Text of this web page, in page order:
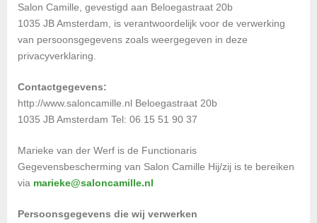
Salon Camille, gevestigd aan Beloegastraat 20b
1035 JB Amsterdam, is verantwoordelijk voor de verwerking
van persoonsgegevens zoals weergegeven in deze
privacyverklaring.
Contactgegevens:
http://www.saloncamille.nl Beloegastraat 20b
1035 JB Amsterdam Tel: 06 15 51 90 37
Marieke van der Werf is de Functionaris
Gegevensbescherming van Salon Camille Hij/zij is te bereiken
via marieke@saloncamille.nl
Persoonsgegevens die wij verwerken